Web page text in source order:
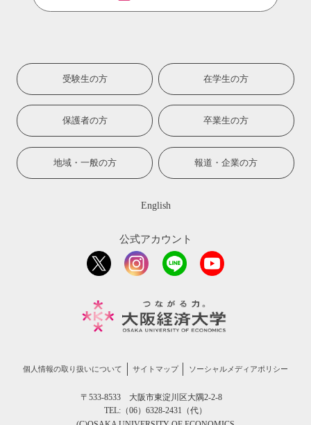
受験生の方 在学生の方
保護者の方 卒業生の方
地域・一般の方 報道・企業の方
English
公式アカウント
個人情報の取り扱いについて サイトマップ ソーシャルメディアポリシー
〒533-8533 大阪市東淀川区大隅2-2-8
TEL:（06）6328-2431（代）